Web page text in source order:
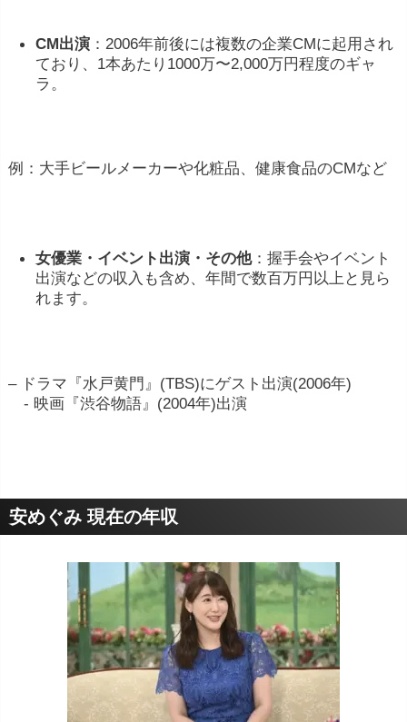
CM出演 ：2006年前後には複数の企業CMに起用され
ており、1本あたり1000万〜2,000万円程度のギャ
ラ。
例：大手ビールメーカーや化粧品、健康食品のCMなど
女優業・イベント出演・その他：握手会やイベント
出演などの収入も含め、年間で数百万円以上と見ら
れます。
– ドラマ『水戸黄門』(TBS)にゲスト出演(2006年)
- 映画『渋谷物語』(2004年)出演
安めぐみ 現在の年収